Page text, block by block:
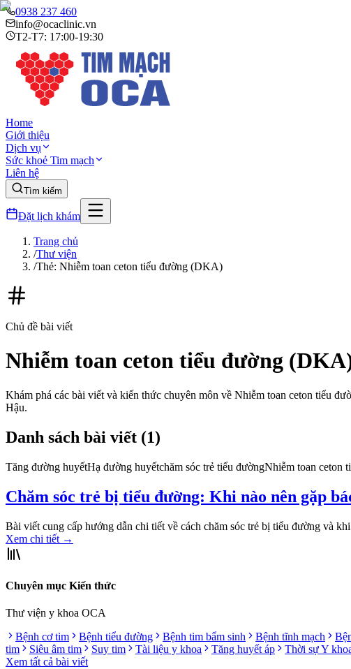
0938 237 460
info@ocaclinic.vn
T2-T7: 17:00-19:30
Home
Giới thiệu
Dịch vụ
Sức khoẻ Tim mạch
Liên hệ
Tìm kiếm
Đặt lịch khám
Trang chủ
/Thư viện
/Thẻ: Nhiễm toan ceton tiểu đường (DKA)
Chủ đề bài viết
Nhiễm toan ceton tiểu đường
Khám phá các bài viết và kiến thức chuyên môn về Nhiễm toan ceton tiểu
Hậu.
Danh sách bài viết (1)
Tăng đường huyếtHạ đường huyếtchăm sóc trẻ tiểu đườngNhiễm toan ceton
Chăm sóc trẻ bị tiểu đường: Khi nào nên gặp
Bài viết cung cấp hướng dẫn chi tiết về cách chăm sóc trẻ bị tiểu đường và
Xem chi tiết →
Chuyên mục Kiến thức
Thư viện y khoa OCA
Bệnh cơ tim
Bệnh tiểu đường Bệnh tim bẩm sinh Bệnh tĩnh mạch
tim
Siêu âm tim Suy tim Tài liệu y khoa Tăng huyết áp Thời sự Y
Xem tất cả bài viết